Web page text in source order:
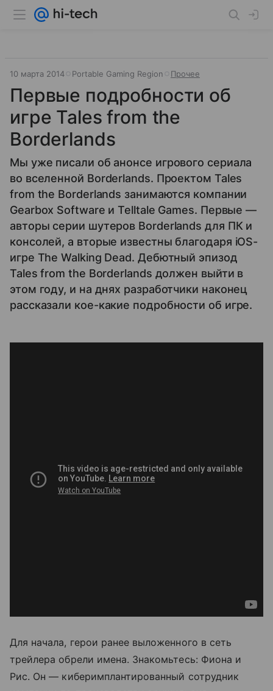
10 марта 2014 Portable Gaming Region Прочее
Первые подробности об
игре Tales from the
Borderlands
Мы уже писали об анонсе игрового сериала
во вселенной Borderlands. Проектом Tales
from the Borderlands занимаются компании
Gearbox Software и Telltale Games. Первые —
авторы серии шутеров Borderlands для ПК и
консолей, а вторые известны благодаря iOS-
игре The Walking Dead. Дебютный эпизод
Tales from the Borderlands должен выйти в
этом году, и на днях разработчики наконец
рассказали кое-какие подробности об игре.
Для начала, герои ранее выложенного в сеть
трейлера обрели имена. Знакомьтесь: Фиона и
Рис. Он — киберимплантированный сотрудник